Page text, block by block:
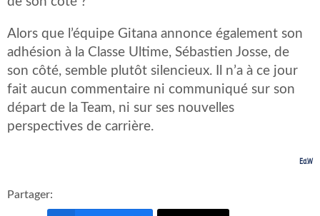
Alors que l’équipe Gitana annonce également son
adhésion à la Classe Ultime, Sébastien Josse, de
son côté, semble plutôt silencieux. Il n’a à ce jour
fait aucun commentaire ni communiqué sur son
départ de la Team, ni sur ses nouvelles
perspectives de carrière.
Ed.W
Partager: